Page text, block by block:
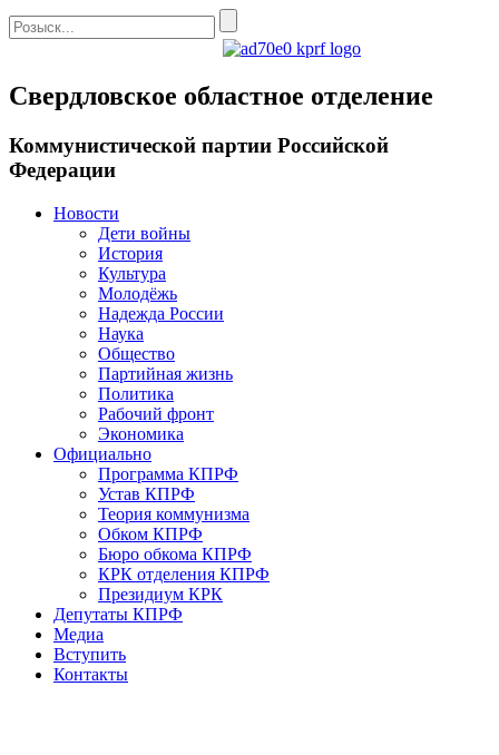
Свердловское областное отделение
Коммунистической партии Российской
Федерации
Новости
Дети войны
История
Культура
Молодёжь
Надежда России
Наука
Общество
Партийная жизнь
Политика
Рабочий фронт
Экономика
Официально
Программа КПРФ
Устав КПРФ
Теория коммунизма
Обком КПРФ
Бюро обкома КПРФ
КРК отделения КПРФ
Президиум КРК
Депутаты КПРФ
Медиа
Вступить
Контакты